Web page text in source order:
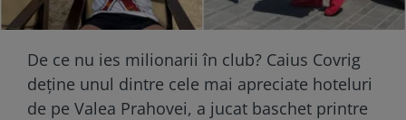
De ce nu ies milionarii în club? Caius Covrig
deține unul dintre cele mai apreciate hoteluri
de pe Valea Prahovei, a jucat baschet printre